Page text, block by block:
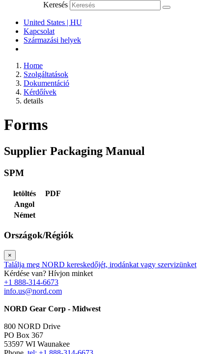
Keresés
United States | HU
Kapcsolat
Származási helyek
Home
Szolgáltatások
Dokumentáció
Kérdőívek
details
Forms
Supplier Packaging Manual
SPM
letöltés
PDF
Angol
Német
Országok/Régiók
×
Találja meg NORD kereskedőjét, irodánkat vagy szervizünket
Kérdése van? Hívjon minket
+1 888-314-6673
info.us@nord.com
NORD Gear Corp - Midwest
800 NORD Drive
PO Box 367
53597 WI Waunakee